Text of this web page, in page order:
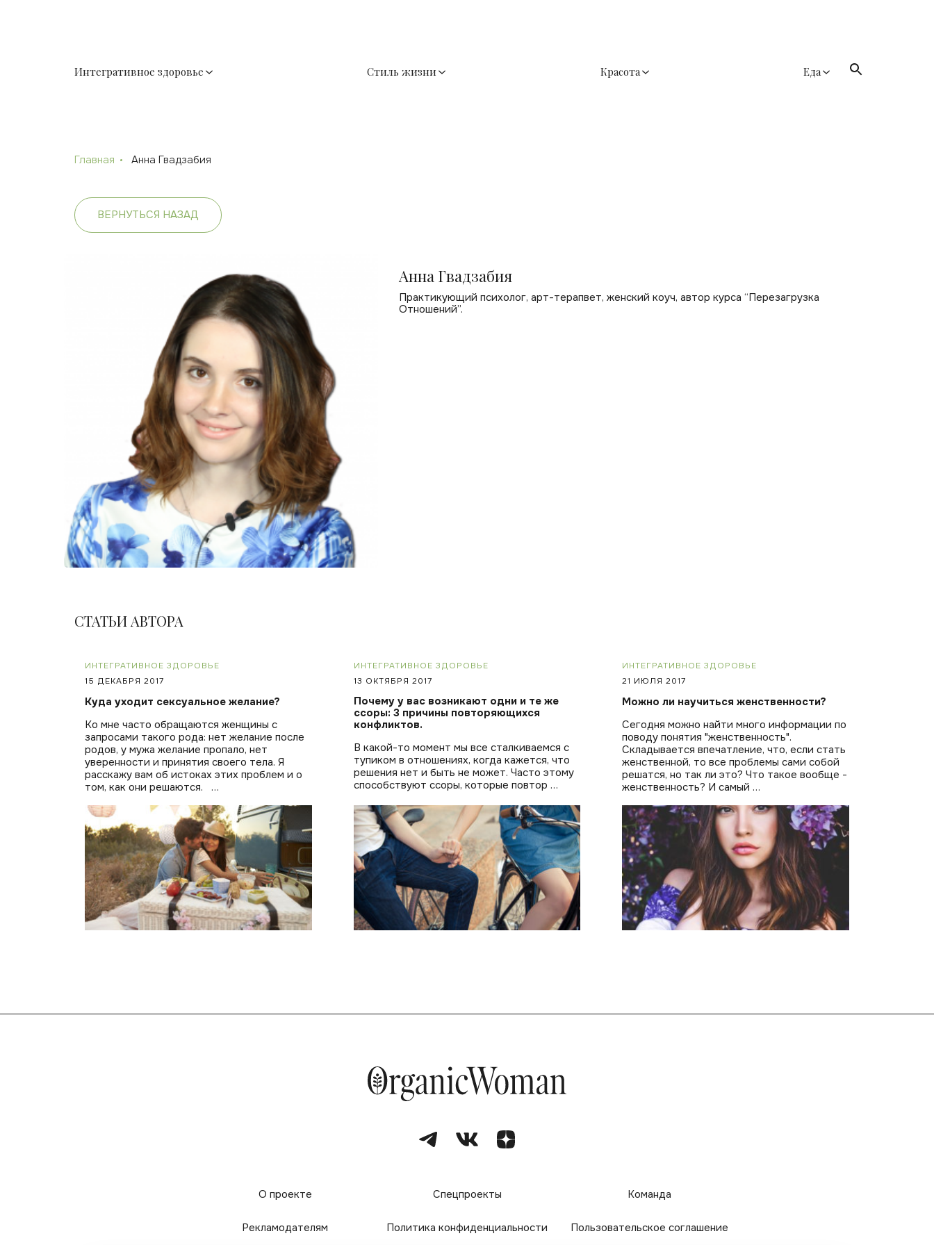
Интегративное здоровье Стиль жизни Красота Еда
Главная Анна Гвадзабия
ВЕРНУТЬСЯ НАЗАД
Анна Гвадзабия
Практикующий психолог, арт-терапвет, женский коуч, автор курса “Перезагрузка
Отношений”.
СТАТЬИ АВТОРА
ИНТЕГРАТИВНОЕ ЗДОРОВЬЕ
15 ДЕКАБРЯ 2017
Куда уходит сексуальное желание?
Ко мне часто обращаются женщины с
запросами такого рода: нет желание после
родов, у мужа желание пропало, нет
уверенности и принятия своего тела. Я
расскажу вам об истоках этих проблем и о
том, как они решаются. …
ИНТЕГРАТИВНОЕ ЗДОРОВЬЕ
13 ОКТЯБРЯ 2017
Почему у вас возникают одни и те же
ссоры: 3 причины повторяющихся
конфликтов.
В какой-то момент мы все сталкиваемся с
тупиком в отношениях, когда кажется, что
решения нет и быть не может. Часто этому
способствуют ссоры, которые повтор …
ИНТЕГРАТИВНОЕ ЗДОРОВЬЕ
21 ИЮЛЯ 2017
Можно ли научиться женственности?
Сегодня можно найти много информации по
поводу понятия "женственность".
Складывается впечатление, что, если стать
женственной, то все проблемы сами собой
решатся, но так ли это? Что такое вообще -
женственность? И самый …
О проекте Спецпроекты Команда
Рекламодателям Политика конфиденциальности Пользовательское соглашение